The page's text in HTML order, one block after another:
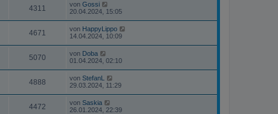
4311 von Gossi
20.04.2024, 15:05
4671 von HappyLippo
14.04.2024, 10:09
5070 von Doba
01.04.2024, 02:10
4888 von StefanL
29.03.2024, 11:29
4472 von Saskia
26.01.2024, 22:39